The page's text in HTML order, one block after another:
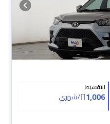
التقسيط
1,006
/شهري